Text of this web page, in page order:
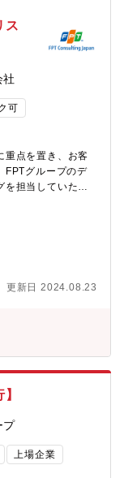
ント（職務の魅
ャレンジングな
スモデル創出を
や技術ケイパビリ
いかに生み出す
能です。金融機
こともございま
おける案件企画
討に携わること
ジェクトをリード
ない。先進技術を
が可能同社は製品
た提案が可能で
機会が多数あり
グデータ分野で高
術革新統括本部に
めの成長機会こ
ドの専門性を高め
長するためのフィ
ス
可
重点を置き、お客
FPTグループのデ
を担当していただ
ることで、お客
決をしていただ
・データレイク
策定・データプ
】・国内の金融
大手自動車会
、大手航空会
FPTコンサルテ
デジタルコングロ
ファームとし
ァーストを念頭
ら具体的な開
スのゴールへの達
な顧客接点と、
ーケティング、
更新日 2024.08.23
プ
上場企業